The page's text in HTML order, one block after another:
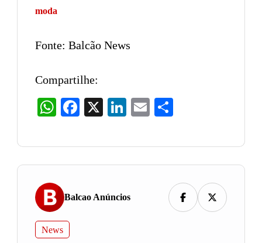
moda
Fonte: Balcão News
Compartilhe:
WhatsAppFacebook LinkedIn
Email
Balcao Anúncios
News